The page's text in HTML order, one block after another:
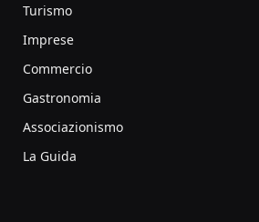
Turismo
Imprese
Commercio
Gastronomia
Associazionismo
La Guida